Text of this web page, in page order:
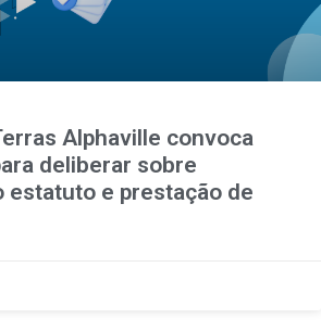
Alphaville convoca
deliberar sobre
estatuto e prestação de